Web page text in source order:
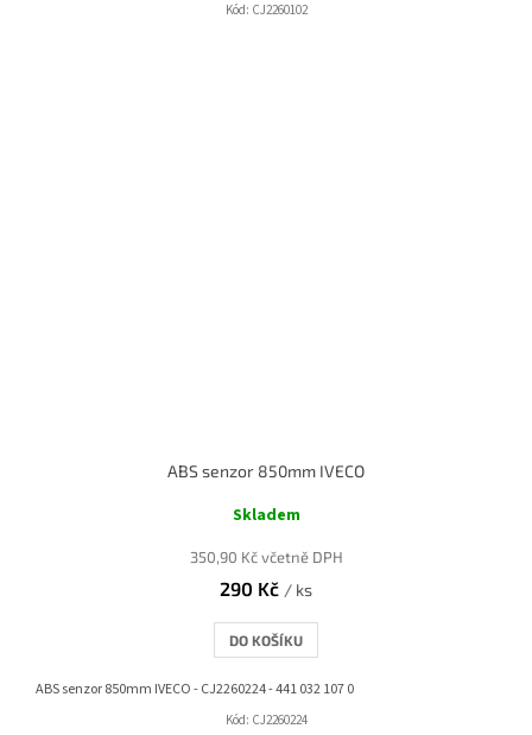
Kód: CJ2260102
ABS senzor 850mm IVECO
Skladem
350,90 Kč včetně DPH
290 Kč / ks
DO KOŠÍKU
ABS senzor 850mm IVECO - CJ2260224 - 441 032 107 0
Kód: CJ2260224